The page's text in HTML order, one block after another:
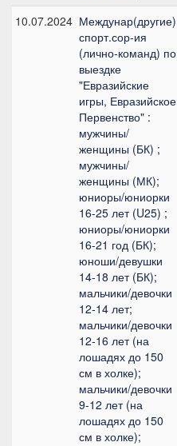
10.07.2024 Междунар(другие)
спорт.сор-ия
(лично-команд) по
выездке
"Евразийские
игры, Евразийское
Первенство" :
мужчины/
женщины (БК) ;
мужчины/
женщины (МК);
юниоры/юниорки
16-25 лет (U25) ;
юниоры/юниорки
16-21 год (БК);
юноши/девушки
14-18 лет (БК);
мальчики/девочки
12-14 лет;
мальчики/девочки
12-16 лет (на
лошадях до 150
см в холке);
мальчики/девочки
9-12 лет (на
лошадях до 150
см в холке);